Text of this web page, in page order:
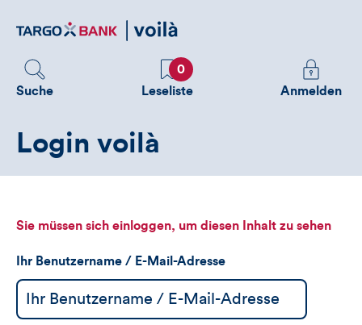
zum
Suche
Favoriten
0
Leseliste
Melden
Sie
sehen
Anmelden
Login voilà
Sie müssen sich einloggen, um diesen Inhalt zu sehen
Ihr Benutzername / E-Mail-Adresse